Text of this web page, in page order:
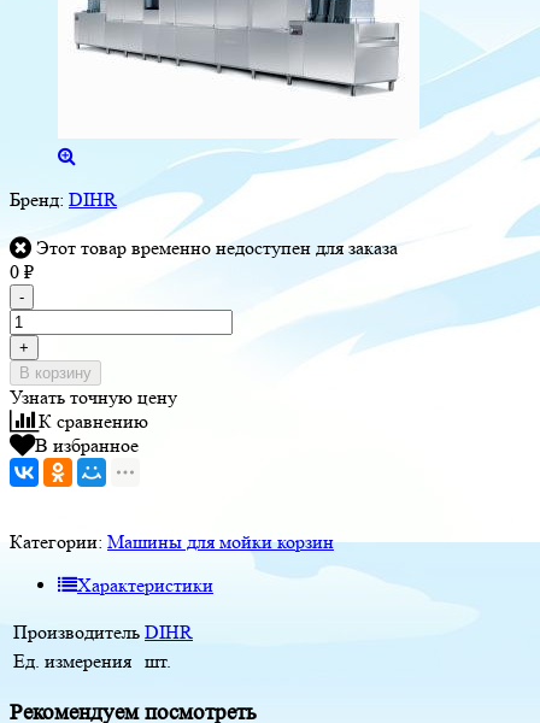
Бренд: DIHR
Этот товар временно недоступен для заказа
0 ₽
-
+
В корзину
Узнать точную цену
К сравнению
В избранное
Категории: Машины для мойки корзин
Характеристики
Производитель DIHR
Ед. измерения шт.
Рекомендуем посмотреть